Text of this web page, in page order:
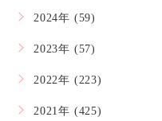
2024年 (59)
2023年 (57)
2022年 (223)
2021年 (425)